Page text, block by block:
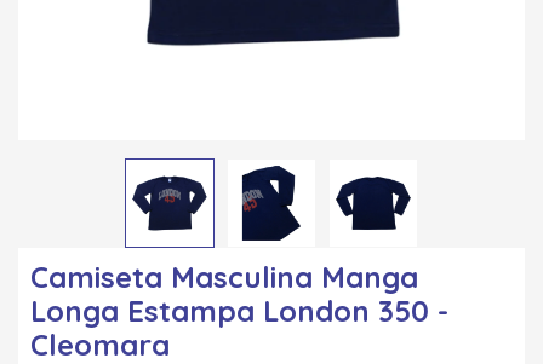
Camiseta Masculina Manga
Longa Estampa London 350 -
Cleomara